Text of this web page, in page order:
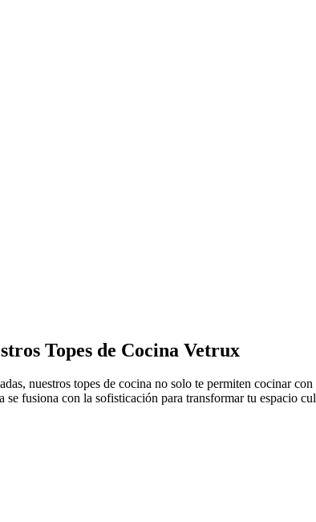
Topes de Cocina Vetrux
nuestros topes de cocina no solo te permiten cocinar
se fusiona con la sofisticación para transformar tu espacio